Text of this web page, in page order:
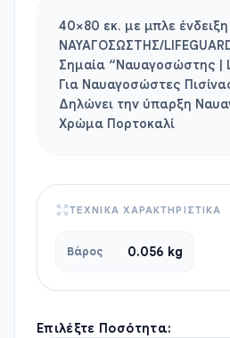
40×80 εκ. με μπλε ένδειξη
ΝΑΥΑΓΟΣΩΣΤΗΣ/
Σημαία “Ναυαγοσώστης |
Για Ναυαγοσώστες
Δηλώνει την ύπαρξη
Χρώμα Πορτοκαλί
ΤΕΧΝΙΚΑ ΧΑΡΑΚΤΗΡΙΣΤΙΚΑ
Βάρος 0.056 kg
Επιλέξτε Ποσότητα: